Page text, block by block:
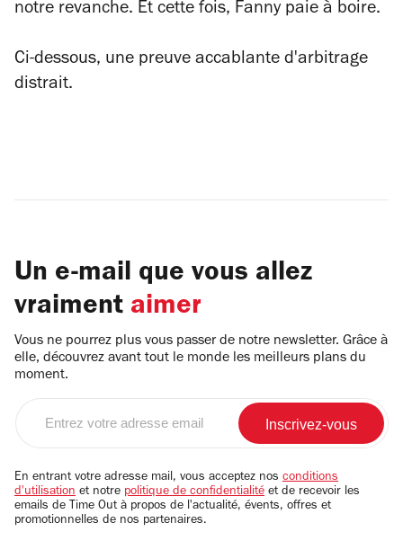
notre revanche. Et cette fois, Fanny paie à boire.
Ci-dessous, une preuve accablante d'arbitrage
distrait.
Un e-mail que vous allez
vraiment aimer
Vous ne pourrez plus vous passer de notre newsletter. Grâce à
elle, découvrez avant tout le monde les meilleurs plans du
moment.
email
En entrant votre adresse mail, vous acceptez nos conditions
d'utilisation et notre politique de confidentialité et de recevoir les
emails de Time Out à propos de l'actualité, évents, offres et
promotionnelles de nos partenaires.